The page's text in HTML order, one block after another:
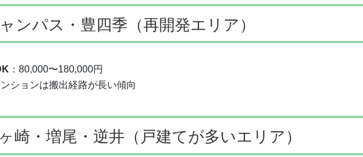
ンパス・豊四季（再開発エリア）
：80,000〜180,000円
ションは搬出経路が長い傾向
崎・増尾・逆井（戸建てが多いエリア）